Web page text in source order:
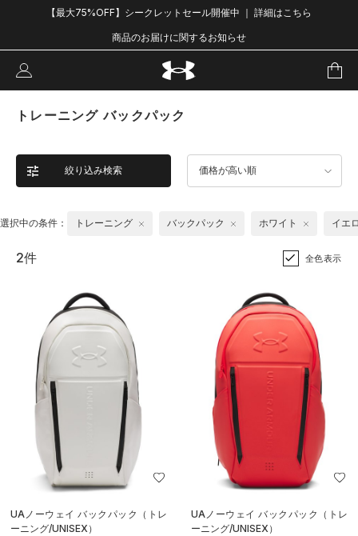
【最大75%OFF】シークレットセール開催中 ｜ 詳細はこちら
商品のお届けに関するお知らせ
トレーニング バックパック
絞り込み検索 価格が高い順
選択中の条件： トレーニング バックパック ホワイト イエ
2件 全色表示
UAノーウェイ バックパック（トレ
ーニング/UNISEX）
UAノーウェイ バックパック（トレ
ーニング/UNISEX）